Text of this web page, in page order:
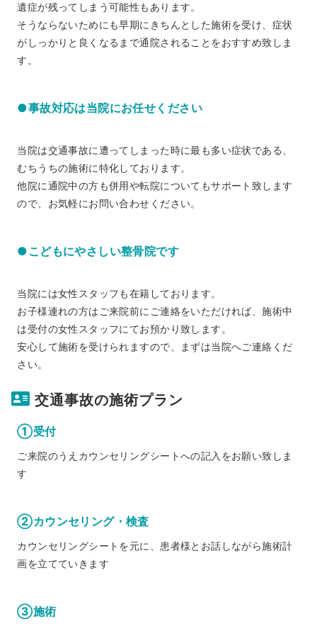
遺症が残ってしまう可能性もあります。
そうならないためにも早期にきちんとした施術を受け、症状
がしっかりと良くなるまで通院されることをおすすめ致しま
す。
●事故対応は当院にお任せください
当院は交通事故に遭ってしまった時に最も多い症状である、
むちうちの施術に特化しております。
他院に通院中の方も併用や転院についてもサポート致します
ので、お気軽にお問い合わせください。
●こどもにやさしい整骨院です
当院には女性スタッフも在籍しております。
お子様連れの方はご来院前にご連絡をいただければ、施術中
は受付の女性スタッフにてお預かり致します。
安心して施術を受けられますので、まずは当院へご連絡くだ
さい。
交通事故の施術プラン
①受付
ご来院のうえカウンセリングシートへの記入をお願い致しま
す
②カウンセリング・検査
カウンセリングシートを元に、患者様とお話しながら施術計
画を立てていきます
③施術